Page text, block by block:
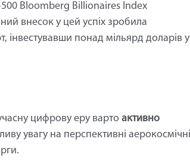
Bloomberg Billionaires Index
внесок у цей успіх зробила
інвестувавши понад мільярд доларів у
цифрову еру варто активно
увагу на перспективні аерокосмічні